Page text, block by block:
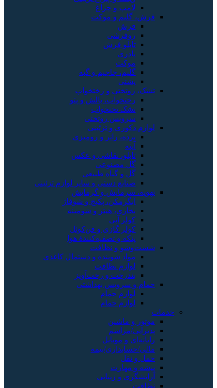
لامپ و چراغ
فرش، گلیم و موکت
فرش
روفرشی
تابلو فرش
پادری
موکت
گلیم، جاجیم و گبه
پشتی
تشک، روتختی و رختخواب
رختخواب، بالش و پتو
تشک تختخواب
سرویس روتختی
لوازم دکوری و تزئینی
پرده، رانر و رومیزی
آینه
تابلو، نقاشی و عکس
گل مصنوعی
گل و گیاه طبیعی
صنایع دستی و سایر لوازم تزئینی
تهویه، سرمایش و گرمایش
آبگرمکن، پکیج و شوفاژ
بخاری، هیتر و شومینه
کولر آبی
کولر گازی و فن‌کوئل
پنکه و تصفیه‌کنندهٔ هوا
شست‌وشو و نظافت
مواد شوینده و دستمال کاغذی
لوازم نظافت
بندرخت و رخت‌آویز
حمام و سرویس بهداشتی
لوازم حمام
لوازم حمام
خدمات
موتور و ماشین
پذیرایی/مراسم
رایانه‌ای و موبایل
مالی/حسابداری/بیمه
حمل و نقل
پیشه و مهارت
آرایشگری و زیبایی
نظافت